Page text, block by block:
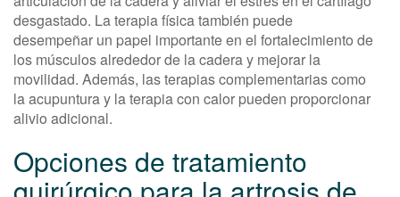
desgastado. La terapia física también puede
desempeñar un papel importante en el fortalecimiento de
los músculos alrededor de la cadera y mejorar la
movilidad. Además, las terapias complementarias como
la acupuntura y la terapia con calor pueden proporcionar
alivio adicional.
Opciones de tratamiento